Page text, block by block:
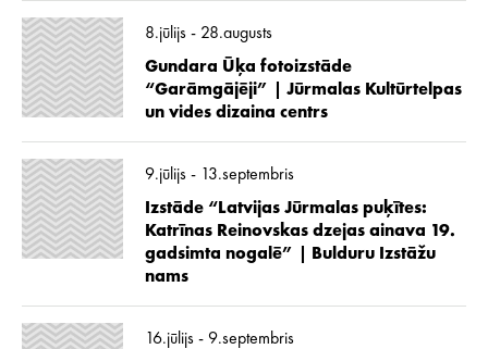
8.jūlijs - 28.augusts
Gundara Ūķa fotoizstāde
“Garāmgājēji” | Jūrmalas Kultūrtelpas
un vides dizaina centrs
9.jūlijs - 13.septembris
Izstāde “Latvijas Jūrmalas puķītes:
Katrīnas Reinovskas dzejas ainava 19.
gadsimta nogalē” | Bulduru Izstāžu
nams
16.jūlijs - 9.septembris